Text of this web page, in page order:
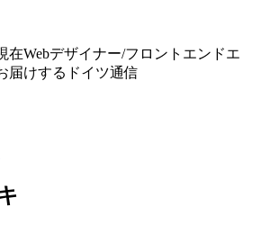
在Webデザイナー/フロントエンドエ
届けするドイツ通信